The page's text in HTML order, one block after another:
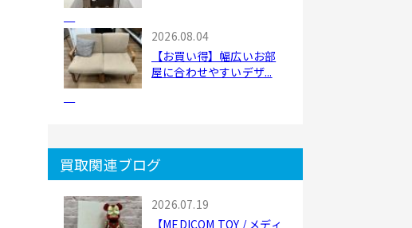
2026.08.04
【お買い得】幅広いお部
屋に合わせやすいデザ...
買取関連ブログ
2026.07.19
【MEDICOM TOY / メディ